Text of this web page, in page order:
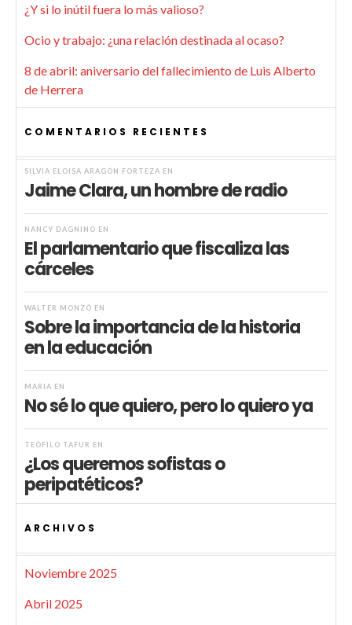
¿Y si lo inútil fuera lo más valioso?
Ocio y trabajo: ¿una relación destinada al ocaso?
8 de abril: aniversario del fallecimiento de Luis Alberto
de Herrera
COMENTARIOS RECIENTES
SILVIA ELOISA ARAGÓN FORTEZA EN
Jaime Clara, un hombre de radio
NANCY DAGNINO EN
El parlamentario que fiscaliza las
cárceles
WALTER MONZÓ EN
Sobre la importancia de la historia
en la educación
MARIA EN
No sé lo que quiero, pero lo quiero ya
TEÓFILO TAFUR EN
¿Los queremos sofistas o
peripatéticos?
ARCHIVOS
Noviembre 2025
Abril 2025